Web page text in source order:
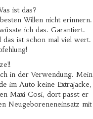
ist das?
Willen nicht erinnern.
ich das. Garantiert.
ist schon mal viel wert.
in der Verwendung. Mein
im Auto keine Extrajacke,
Maxi Cosi, dort passt er
Neugeboreneneinsatz mit